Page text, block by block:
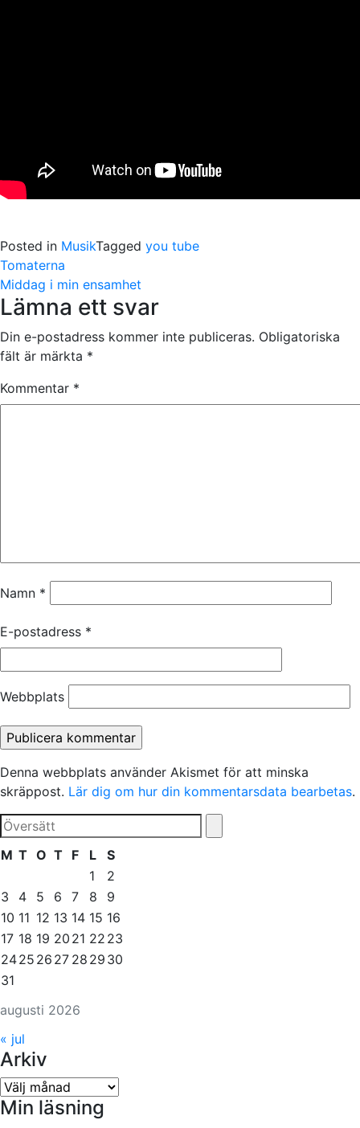
Posted in MusikTagged you tube
Post
navigation
Tomaterna
Middag i min ensamhet
Lämna ett svar
Din e-postadress kommer inte publiceras. Obligatoriska
fält är märkta *
Kommentar *
Namn *
E-postadress *
Webbplats
Denna webbplats använder Akismet för att minska
skräppost. Lär dig om hur din kommentarsdata bearbetas.
augusti 2026
M T O T F L
S
1
2
3
4 5 6 7 8
9
10 11 12 13 14 15 16
17 18 19 20 21 22 23
2425 26 27 28 29 30
31
« jul
Arkiv
Arkiv
Min läsning